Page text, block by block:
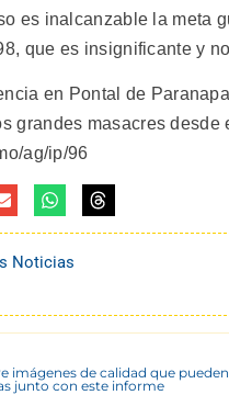
es inalcanzable la meta
que es insignificante y
en Pontal de
grandes masacres
ag/ip/96
Noticias
imágenes de calidad que
junto con este informe